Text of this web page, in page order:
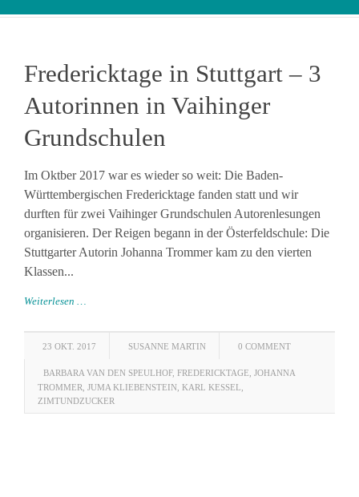
Fredericktage in Stuttgart – 3
Autorinnen in Vaihinger
Grundschulen
Im Oktber 2017 war es wieder so weit: Die Baden-
Württembergischen Fredericktage fanden statt und wir
durften für zwei Vaihinger Grundschulen Autorenlesungen
organisieren. Der Reigen begann in der Österfeldschule: Die
Stuttgarter Autorin Johanna Trommer kam zu den vierten
Klassen...
Weiterlesen …
23 OKT. 2017 SUSANNE MARTIN 0 COMMENT
BARBARA VAN DEN SPEULHOF, FREDERICKTAGE JOHANNA
TROMMER JUMA KLIEBENSTEIN KARL KESSEL
ZIMTUNDZUCKER